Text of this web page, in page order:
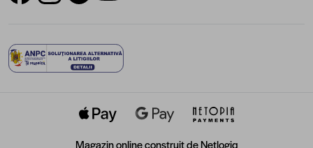
Magazin online construit deNetlogiq